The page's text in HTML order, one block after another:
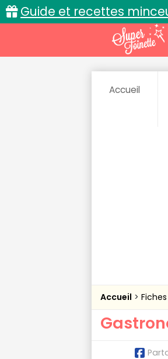
Guide et recettes
Accueil
Accueil